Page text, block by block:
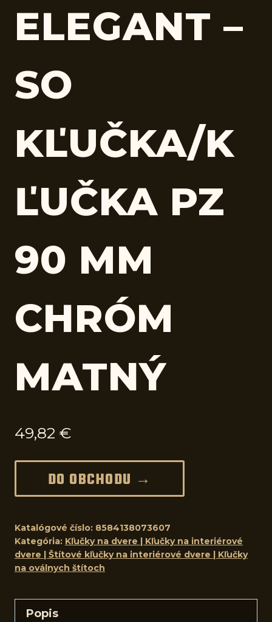
ELEGANT –
SO
KĽUČKA/K
ĽUČKA PZ
90 MM
CHRÓM
MATNÝ
49,82 €
DO OBCHODU →
Katalógové číslo: 8584138073607
Kategória: Kľučky na dvere | Kľučky na interiérové
dvere | Štítové kľučky na interiérové dvere | Kľučky
na oválnych štítoch
Popis